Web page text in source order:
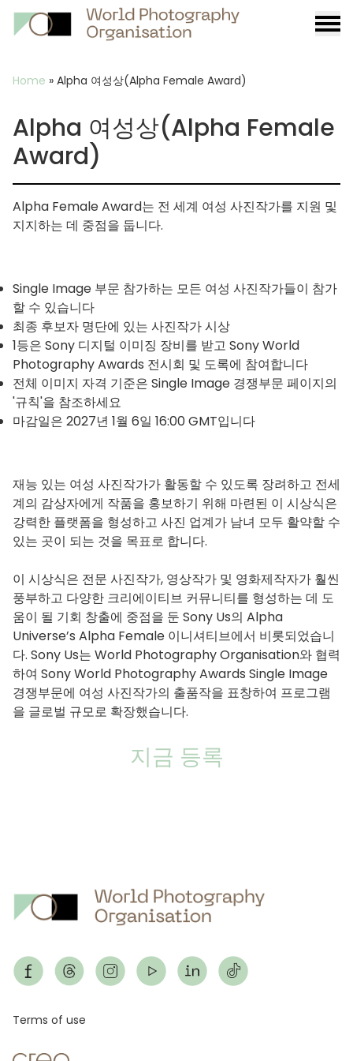
Breadcrumb
Home » Alpha 여성상(Alpha Female Award)
Alpha 여성상(Alpha Female
Award)
Alpha Female Award는 전 세계 여성 사진작가를 지원 및
지지하는 데 중점을 둡니다.
Single Image 부문 참가하는 모든 여성 사진작가들이 참가
할 수 있습니다
최종 후보자 명단에 있는 사진작가 시상
1등은 Sony 디지털 이미징 장비를 받고 Sony World
Photography Awards 전시회 및 도록에 참여합니다
전체 이미지 자격 기준은 Single Image 경쟁부문 페이지의
'규칙'을 참조하세요
마감일은 2027년 1월 6일 16:00 GMT입니다
재능 있는 여성 사진작가가 활동할 수 있도록 장려하고 전세
계의 감상자에게 작품을 홍보하기 위해 마련된 이 시상식은
강력한 플랫폼을 형성하고 사진 업계가 남녀 모두 활약할 수
있는 곳이 되는 것을 목표로 합니다.
이 시상식은 전문 사진작가, 영상작가 및 영화제작자가 훨씬
풍부하고 다양한 크리에이티브 커뮤니티를 형성하는 데 도
움이 될 기회 창출에 중점을 둔 Sony Us의 Alpha
Universe’s Alpha Female 이니셔티브에서 비롯되었습니
다. Sony Us는 World Photography Organisation와 협력
하여 Sony World Photography Awards Single Image
경쟁부문에 여성 사진작가의 출품작을 표창하여 프로그램
을 글로벌 규모로 확장했습니다.
지금 등록
Footer
Terms of use